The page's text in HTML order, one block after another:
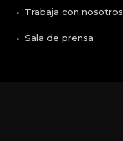
Trabaja con nosotros
Sala de prensa